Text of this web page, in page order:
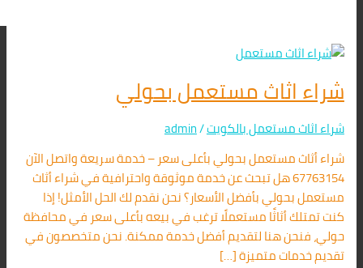
شراء اثاث مستعمل بحولي
شراء اثاث مستعمل بالكويت/
admin
شراء أثاث مستعمل بحولي بأعلى سعر – خدمة سريعة واتصل الآن
67763154 هل تبحث عن خدمة موثوقة واحترافية في شراء أثاث
مستعمل بحولي بأفضل الأسعار؟ نحن نقدم لك الحل الأمثل! إذا
كنت تمتلك أثاثًا مستعملًا ترغب في بيعه بأعلى سعر في محافظة
حولي، فنحن هنا لتقديم أفضل خدمة ممكنة. نحن متخصصون في
تقديم خدمات متميزة […]